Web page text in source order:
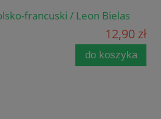
francuski / Leon Bielas
12,90 zł
do koszyka